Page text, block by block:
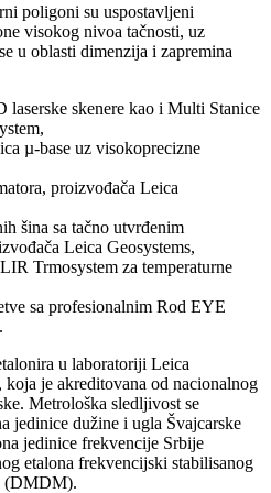
poligoni su uspostavljeni
visokog nivoa tačnosti, uz
u oblasti dimenzija i zapremina
laserske skenere kao i Multi Stanice
µ-base uz visokoprecizne
proizvođača Leica
šina sa tačno utvrđenim
Leica Geosystems,
Trmosystem za temperaturne
sa profesionalnim Rod EYE
u laboratoriji Leica
je akreditovana od nacionalnog
Metrološka sledljivost se
jedinice dužine i ugla Švajcarske
jedinice frekvencije Srbije
etalona frekvencijski stabilisanog
(DMDM).